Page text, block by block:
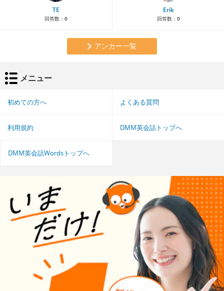
TE
回答数： 0
Erik
回答数： 0
アンカー一覧
メニュー
初めての方へ よくある質問
利用規約 DMM英会話トップへ
DMM英会話Wordsトップへ